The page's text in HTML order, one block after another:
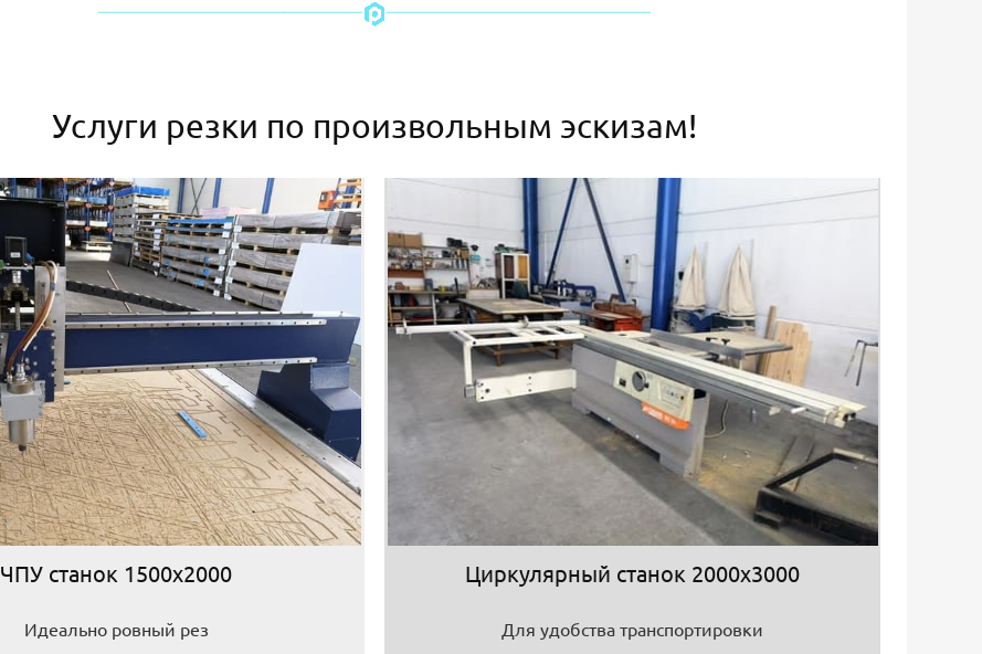
Услуги резки по произвольным эскизам!
ЧПУ станок 1500х2000
Идеально ровный рез
Циркулярный станок 2000х3000
Для удобства транспортировки